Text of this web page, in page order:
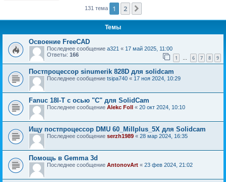
131 тема 1 2
Темы
Освоение FreeCAD
Последнее сообщение a321 « 17 май 2025, 11:00
Ответы: 166 1 … 6 7 8 9
Постпроцессор sinumerik 828D для solidcam
Последнее сообщение tsipa740 « 17 ноя 2024, 10:29
Fanuc 18I-Т с осью "С" для SolidCam
Последнее сообщение Alekc Foll « 20 окт 2024, 10:10
Ищу постпроцессор DMU 60_Millplus_5X для Solidcam
Последнее сообщение serzh1989 « 28 мар 2024, 16:35
Помощь в Gemma 3d
Последнее сообщение AntonovArt « 23 фев 2024, 21:02